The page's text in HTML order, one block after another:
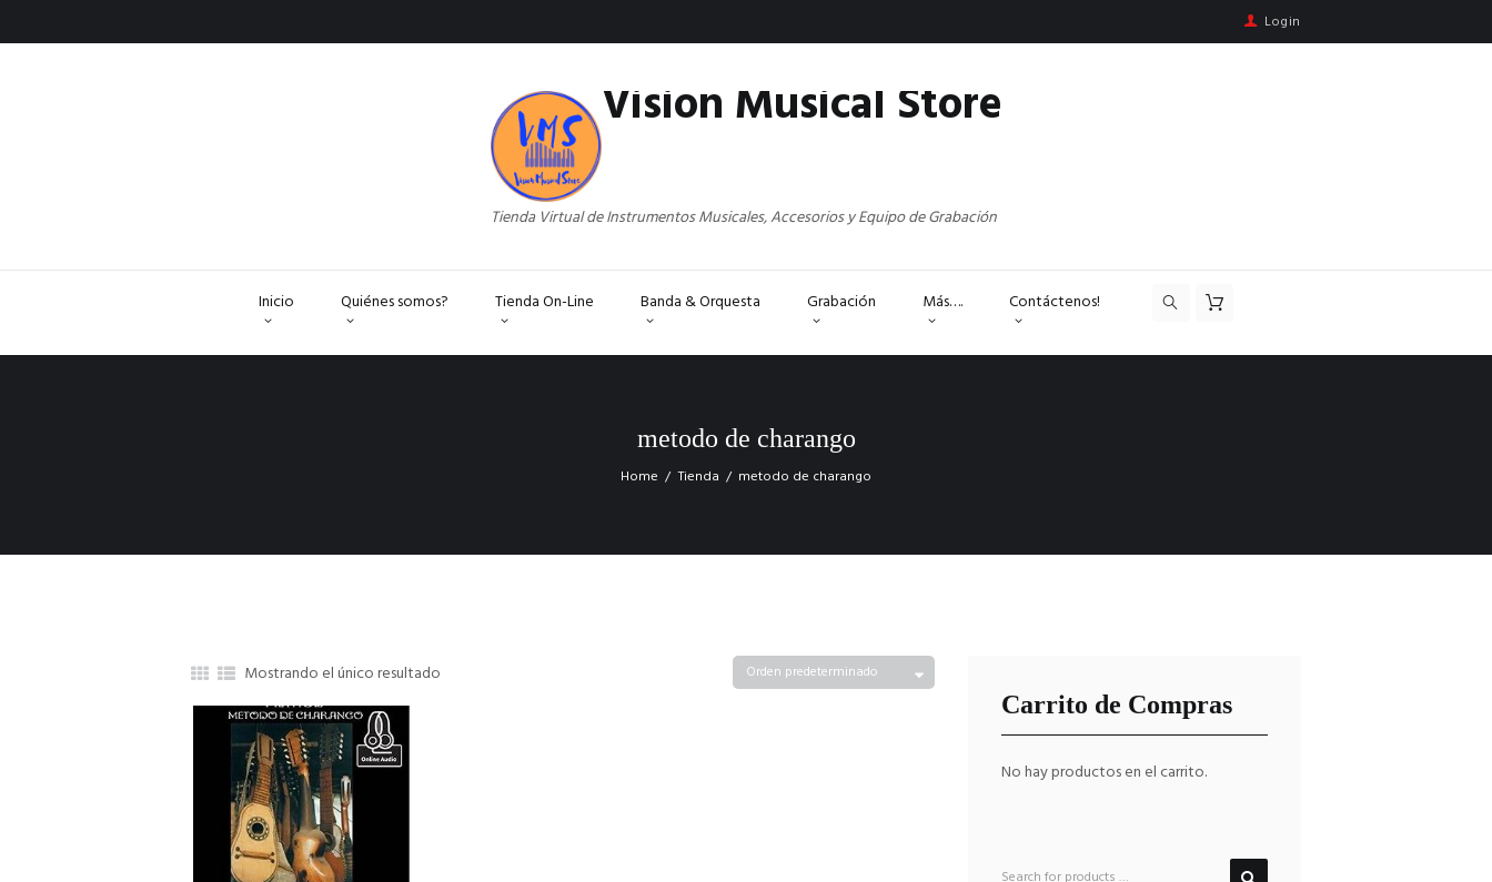
Login
Vision Musical Store
Tienda Virtual de Instrumentos Musicales, Accesorios y Equipo de Grabación
Inicio Quiénes somos? Tienda On-Line Banda & Orquesta Grabación Más…. Contáctenos!
metodo de charango
Home Tienda metodo de charango
Mostrando el único resultado
Carrito de Compras
No hay productos en el carrito.